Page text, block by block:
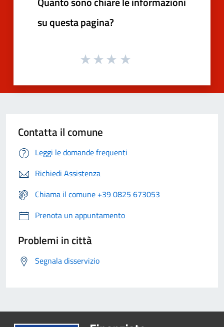
su questa pagina?
Contatta il comune
Leggi le domande frequenti
Richiedi Assistenza
Chiama il comune +39 0825 673053
Prenota un appuntamento
Problemi in città
Segnala disservizio